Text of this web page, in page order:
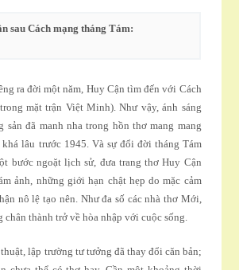
sau Cách mạng tháng Tám:
ra đời một năm, Huy Cận tìm đến với Cách
mặt trận Việt Minh). Như vậy, ánh sáng
sản đã manh nha trong hồn thơ mang mang
lâu trước 1945. Và sự đổi đời tháng Tám
bước ngoặt lịch sử, đưa trang thơ Huy Cận
ảnh, những giới hạn chật hẹp do mặc cảm
nô lệ tạo nên. Như đa số các nhà thơ Mới,
chân thành trở về hòa nhập với cuộc sống.
lập trường tư tưởng đã thay đổi căn bản;